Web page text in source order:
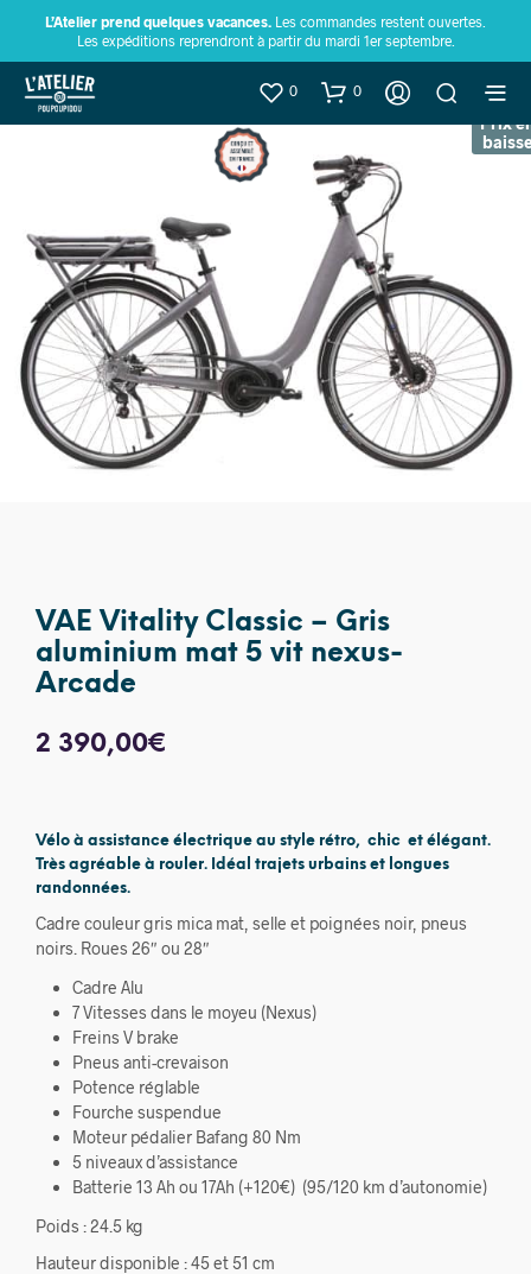
L’Atelier prend quelques vacances. Les commandes restent ouvertes.
Les expéditions reprendront à partir du mardi 1er septembre.
0 0
Prix
VAE Vitality Classic – Gris
aluminium mat 5 vit nexus-
Arcade
2 390,00€
Vélo à assistance électrique au style rétro, chic et élégant.
Très agréable à rouler. Idéal trajets urbains et longues
randonnées.
Cadre couleur gris mica mat, selle et poignées noir, pneus
noirs. Roues 26″ ou 28″
Cadre Alu
7 Vitesses dans le moyeu (Nexus)
Freins V brake
Pneus anti-crevaison
Potence réglable
Fourche suspendue
Moteur pédalier Bafang 80 Nm
5 niveaux d’assistance
Batterie 13 Ah ou 17Ah (+120€) (95/120 km d’autonomie)
Poids : 24.5 kg
Hauteur disponible : 45 et 51 cm